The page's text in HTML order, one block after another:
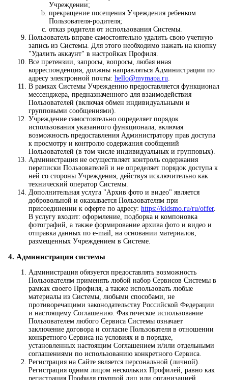
Учреждении;
прекращение посещения Учреждения ребенком
Пользователя-родителя;
отказ родителя от использования Системы.
Пользователь вправе самостоятельно удалить свою учетную
запись из Системы. Для этого необходимо нажать на кнопку
"Удалить аккаунт" в настройках Профиля.
Все претензии, запросы, вопросы, любая иная
корреспонденция, должны направляться Администрации по
адресу электронной почты: hello@mymapa.ru.
В рамках Системы Учреждению предоставляется функционал
мессенджера, предназначенного для взаимодействия
Пользователей (включая обмен индивидуальными и
групповыми сообщениями).
Учреждение самостоятельно определяет порядок
использования указанного функционала, включая
возможность предоставления Администратору прав доступа
к просмотру и контролю содержания сообщений
Пользователей (в том числе индивидуальных и групповых).
Администрация не осуществляет контроль содержания
переписки Пользователей и не определяет порядок доступа к
ней со стороны Учреждения, действуя исключительно как
технический оператор Системы.
Дополнительная услуга "Архив фото и видео" является
добровольной и оказывается Пользователям при
присоединении к оферте по адресу: https://kidsmo.ru/ru/offer.
В услугу входит: оформление, подборка и компоновка
фотографий, а также формирование архива фото и видео и
отправка данных по e-mail, на основании материалов,
размещенных Учреждением в Системе.
4. Администрация системы
Администрация обязуется предоставлять возможность
Пользователям применять любой набор Сервисов Системы в
рамках своего Профиля, а также использовать любые
материалы из Системы, любыми способами, не
противоречащими законодательству Российской Федерации
и настоящему Соглашению. Фактическое использование
Пользователем любого Сервиса Системы означает
заключение договора и согласие Пользователя в отношении
конкретного Сервиса на условиях и в порядке,
установленных настоящим Соглашением и/или отдельными
соглашениями по использованию конкретного Сервиса.
Регистрация на Сайте является персональной (личной).
Регистрация одним лицом нескольких Профилей, равно как
регистрация Профиля группой лиц или организацией